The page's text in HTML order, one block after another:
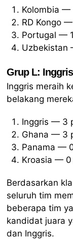
Kolombia —
RD Kongo
Portugal —
Uzbekistan
Grup L:
Inggris meraih
belakang
Inggris — 3
Ghana — 3
Panama —
Kroasia — 0
Berdasarkan
seluruh tim
beberapa tim
kandidat juara
dan Inggris.